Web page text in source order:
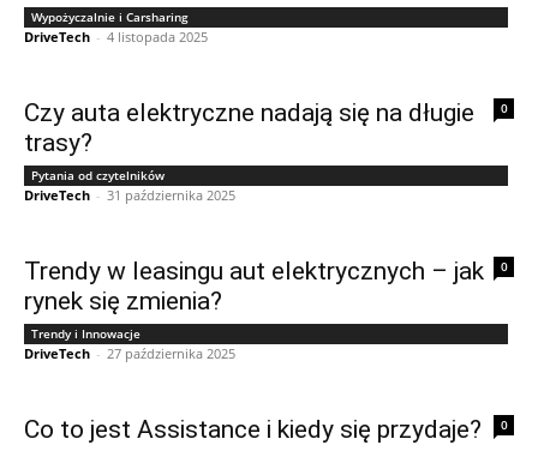
Wypożyczalnie i Carsharing
DriveTech - 4 listopada 2025
0
Czy auta elektryczne nadają się na długie
trasy?
Pytania od czytelników
DriveTech - 31 października 2025
0
Trendy w leasingu aut elektrycznych – jak
rynek się zmienia?
Trendy i Innowacje
DriveTech - 27 października 2025
0
Co to jest Assistance i kiedy się przydaje?